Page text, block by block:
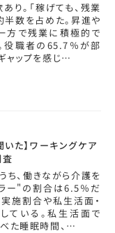
り。「稼げても、残業
半数を占めた。昇進や
方で残業に積極的で
役職者の65.7％が部
ャップを感じ…
た】ワーキングケア
、働きながら介護を
ー"の割合は6.5％だ
施割合や私生活面・
ている。私生活面で
た睡眠時間、…